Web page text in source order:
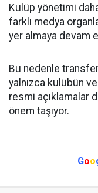
Kulüp yönetimi
farklı medya
yer almaya devam
Bu nedenle
yalnızca kulübün
resmi açıklamalar
önem taşıyor.
Goo